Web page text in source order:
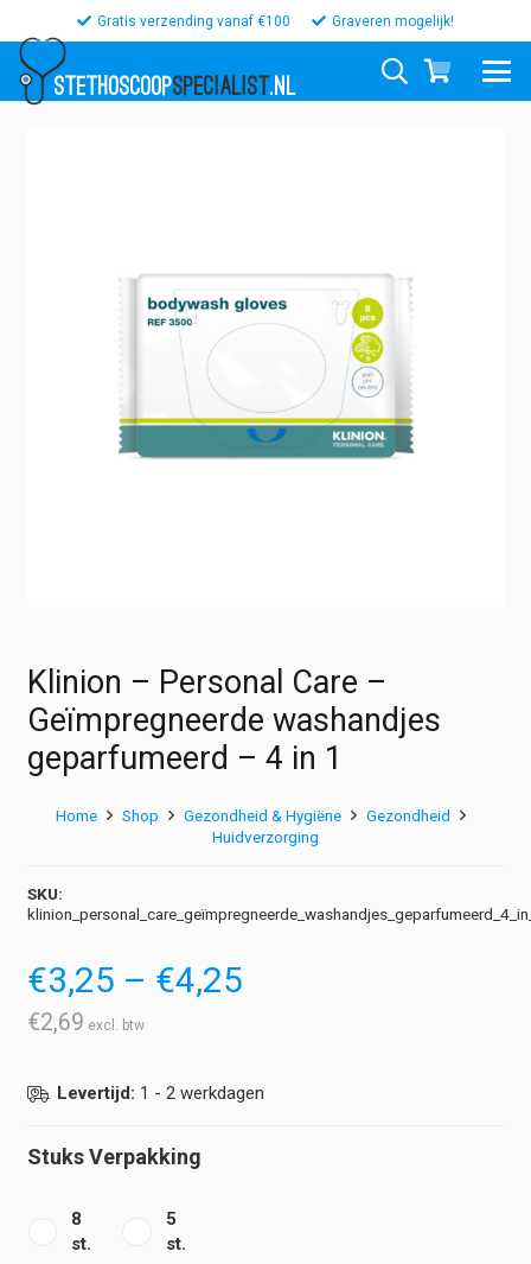
Gratis verzending vanaf €100 Graveren mogelijk!
STETHOSCOOPSPECIALIST.NL
Klinion – Personal Care –
Geïmpregneerde washandjes
geparfumeerd – 4 in 1
Home Shop Gezondheid & Hygiëne
Gezondheid
Huidverzorging
SKU:
€3,25 – €4,25Prijsklasse:
€2,69
Levertijd: 1 - 2 werkdagen
Stuks Verpakking
8
st.
5
st.